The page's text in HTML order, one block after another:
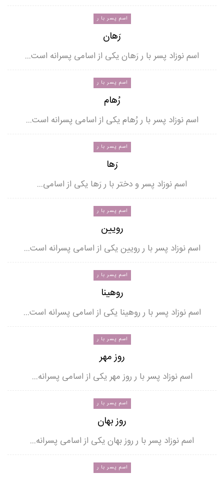
اسم پسر با ر
رَهان
اسم نوزاد پسر با ر رَهان یکی از اسامی پسرانه است…
اسم پسر با ر
رُهام
اسم نوزاد پسر با ر رُهام یکی از اسامی پسرانه است…
اسم پسر با ر
رَها
اسم نوزاد پسر و دختر با ر رَها یکی از اسامی…
اسم پسر با ر
رویین
اسم نوزاد پسر با ر رویین یکی از اسامی پسرانه است…
اسم پسر با ر
روهینا
اسم نوزاد پسر با ر روهینا یکی از اسامی پسرانه است…
اسم پسر با ر
روز مهر
اسم نوزاد پسر با ر روز مهر یکی از اسامی پسرانه…
اسم پسر با ر
روز بهان
اسم نوزاد پسر با ر روز بهان یکی از اسامی پسرانه…
اسم پسر با ر